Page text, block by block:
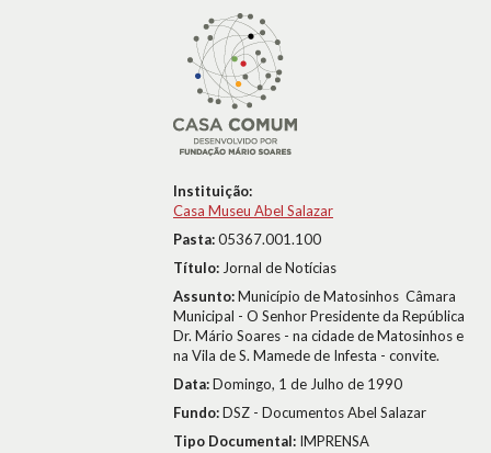
Instituição:
Casa Museu Abel Salazar
Pasta:05367.001.100
Título: Jornal de Notícias
Assunto:Município de Matosinhos  Câmara
Municipal - O Senhor Presidente da República
Dr. Mário Soares - na cidade de Matosinhos e
na Vila de S. Mamede de Infesta - convite.
Data:Domingo, 1 de Julho de 1990
Fundo:DSZ - Documentos Abel Salazar
Tipo Documental: IMPRENSA